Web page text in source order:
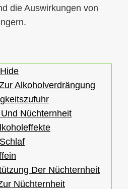
die Auswirkungen von
Hide
Alkoholverdrängung
Nüchternheit
Der Nüchternheit
Nüchternheit